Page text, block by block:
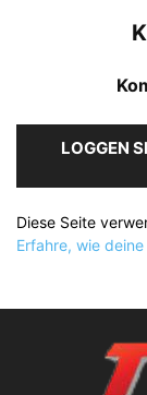
LOGGEN
Diese Seite
Erfahre, wie